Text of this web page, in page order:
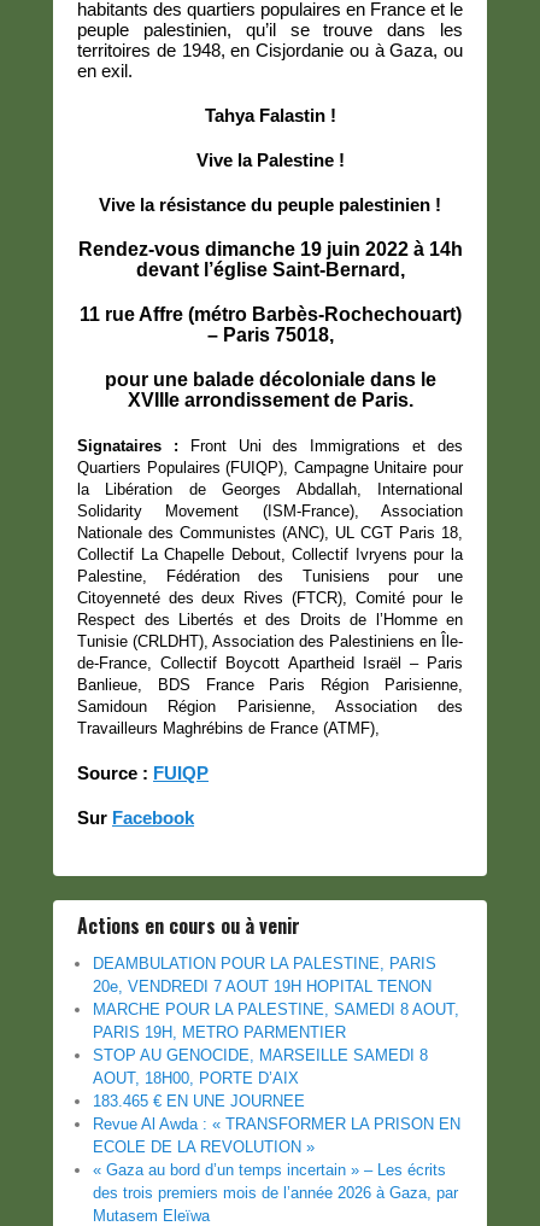
habitants des quartiers populaires en France et le
peuple palestinien, qu’il se trouve dans les
territoires de 1948, en Cisjordanie ou à Gaza, ou
en exil.
Tahya Falastin !
Vive la Palestine !
Vive la résistance du peuple palestinien !
Rendez-vous dimanche 19 juin 2022 à 14h
devant l’église Saint-Bernard,
11 rue Affre (métro Barbès-Rochechouart)
– Paris 75018,
pour une balade décoloniale dans le
XVIIIe arrondissement de Paris.
Signataires : Front Uni des Immigrations et des
Quartiers Populaires (FUIQP), Campagne Unitaire pour
la Libération de Georges Abdallah, International
Solidarity Movement (ISM-France), Association
Nationale des Communistes (ANC), UL CGT Paris 18,
Collectif La Chapelle Debout, Collectif Ivryens pour la
Palestine, Fédération des Tunisiens pour une
Citoyenneté des deux Rives (FTCR), Comité pour le
Respect des Libertés et des Droits de l’Homme en
Tunisie (CRLDHT), Association des Palestiniens en Île-
de-France, Collectif Boycott Apartheid Israël – Paris
Banlieue, BDS France Paris Région Parisienne,
Samidoun Région Parisienne, Association des
Travailleurs Maghrébins de France (ATMF),
Source : FUIQP
Sur Facebook
Actions en cours ou à venir
DEAMBULATION POUR LA PALESTINE, PARIS
20e, VENDREDI 7 AOUT 19H HOPITAL TENON
MARCHE POUR LA PALESTINE, SAMEDI 8 AOUT,
PARIS 19H, METRO PARMENTIER
STOP AU GENOCIDE, MARSEILLE SAMEDI 8
AOUT, 18H00, PORTE D’AIX
183.465 € EN UNE JOURNEE
Revue Al Awda : « TRANSFORMER LA PRISON EN
ECOLE DE LA REVOLUTION »
« Gaza au bord d’un temps incertain » – Les écrits
des trois premiers mois de l’année 2026 à Gaza, par
Mutasem Eleïwa